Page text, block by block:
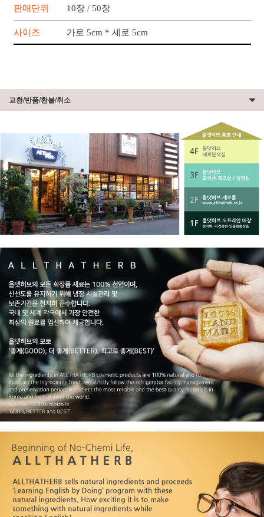
판매단위 10장 / 50장
사이즈 가로 5cm * 세로 5cm
교환/반품/환불/취소